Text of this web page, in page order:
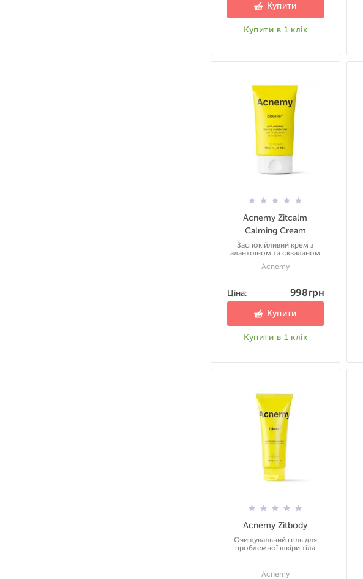
Купити
Купити в 1 клік
Acnemy Zitcalm
Calming Cream
Заспокійливий крем з
алантоїном та скваланом
Acnemy
Ціна: 998 грн
Купити
Купити в 1 клік
Acnemy Zitbody
Очищувальний гель для
проблемної шкіри тіла
Acnemy